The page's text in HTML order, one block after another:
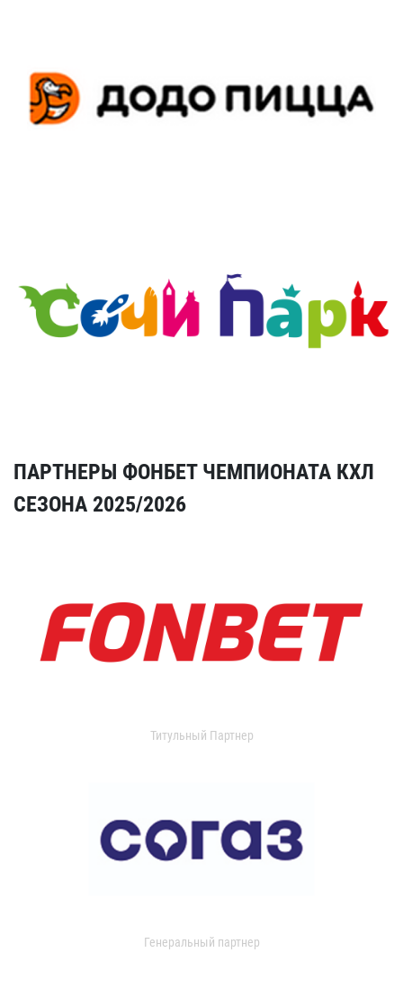
ПАРТНЕРЫ ФОНБЕТ ЧЕМПИОНАТА КХЛ
СЕЗОНА 2025/2026
Титульный Партнер
Генеральный партнер